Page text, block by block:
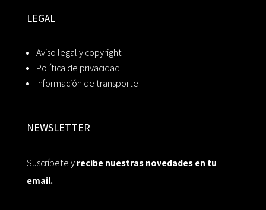
LEGAL
Aviso legal y copyright
Política de privacidad
Información de transporte
NEWSLETTER
Suscríbete yrecibe nuestras novedades en tu
email.